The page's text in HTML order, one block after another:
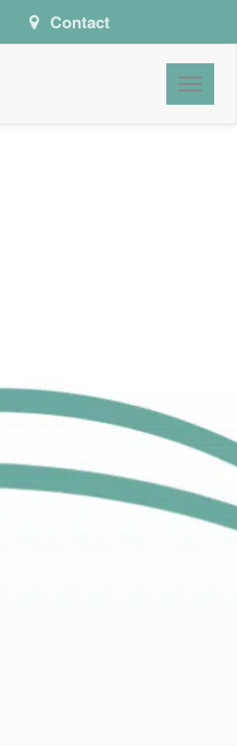
Contact
Toggle